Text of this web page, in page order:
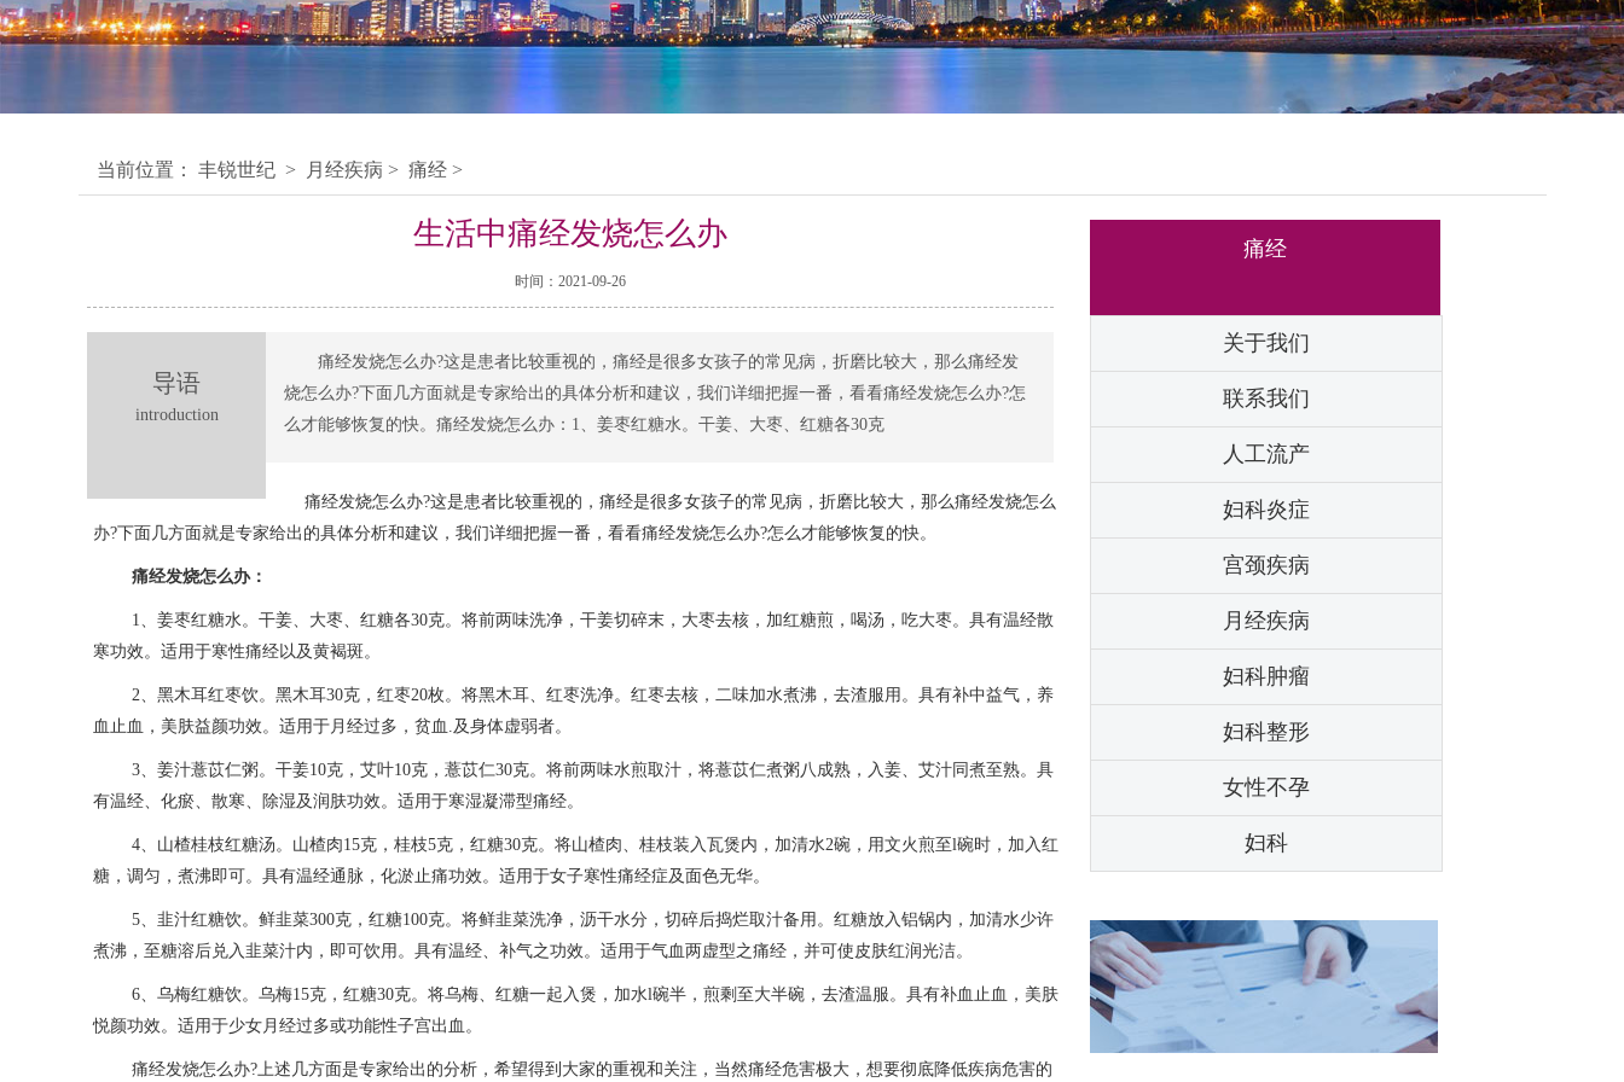
当前位置： 丰锐世纪 > 月经疾病 > 痛经 >
生活中痛经发烧怎么办
时间：2021-09-26
导语
introduction
痛经发烧怎么办?这是患者比较重视的，痛经是很多女孩子的常见病，折磨比较大，那么痛经发
烧怎么办?下面几方面就是专家给出的具体分析和建议，我们详细把握一番，看看痛经发烧怎么办?怎
么才能够恢复的快。痛经发烧怎么办：1、姜枣红糖水。干姜、大枣、红糖各30克
痛经发烧怎么办?这是患者比较重视的，痛经是很多女孩子的常见病，折磨比较大，那么痛经发烧怎么
办?下面几方面就是专家给出的具体分析和建议，我们详细把握一番，看看痛经发烧怎么办?怎么才能够恢复的快。
痛经发烧怎么办：
1、姜枣红糖水。干姜、大枣、红糖各30克。将前两味洗净，干姜切碎末，大枣去核，加红糖煎，喝汤，吃大枣。具有温经散
寒功效。适用于寒性痛经以及黄褐斑。
2、黑木耳红枣饮。黑木耳30克，红枣20枚。将黑木耳、红枣洗净。红枣去核，二味加水煮沸，去渣服用。具有补中益气，养
血止血，美肤益颜功效。适用于月经过多，贫血.及身体虚弱者。
3、姜汁薏苡仁粥。干姜10克，艾叶10克，薏苡仁30克。将前两味水煎取汁，将薏苡仁煮粥八成熟，入姜、艾汁同煮至熟。具
有温经、化瘀、散寒、除湿及润肤功效。适用于寒湿凝滞型痛经。
4、山楂桂枝红糖汤。山楂肉15克，桂枝5克，红糖30克。将山楂肉、桂枝装入瓦煲内，加清水2碗，用文火煎至l碗时，加入红
糖，调匀，煮沸即可。具有温经通脉，化淤止痛功效。适用于女子寒性痛经症及面色无华。
5、韭汁红糖饮。鲜韭菜300克，红糖100克。将鲜韭菜洗净，沥干水分，切碎后捣烂取汁备用。红糖放入铝锅内，加清水少许
煮沸，至糖溶后兑入韭菜汁内，即可饮用。具有温经、补气之功效。适用于气血两虚型之痛经，并可使皮肤红润光洁。
6、乌梅红糖饮。乌梅15克，红糖30克。将乌梅、红糖一起入煲，加水l碗半，煎剩至大半碗，去渣温服。具有补血止血，美肤
悦颜功效。适用于少女月经过多或功能性子宫出血。
痛经发烧怎么办?上述几方面是专家给出的分析，希望得到大家的重视和关注，当然痛经危害极大，想要彻底降低疾病危害的
痛经
关于我们
联系我们
人工流产
妇科炎症
宫颈疾病
月经疾病
妇科肿瘤
妇科整形
女性不孕
妇科